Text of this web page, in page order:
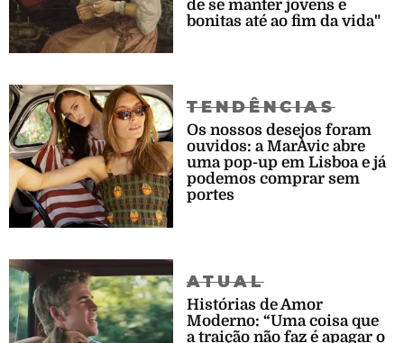
de se manter jovens e
bonitas até ao fim da vida"
TENDÊNCIAS
Os nossos desejos foram
ouvidos: a MarÀvic abre
uma pop-up em Lisboa e já
podemos comprar sem
portes
ATUAL
Histórias de Amor
Moderno: “Uma coisa que
a traição não faz é apagar o